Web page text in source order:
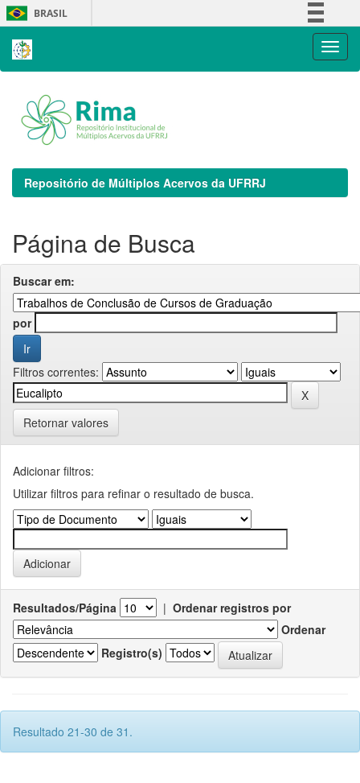
Skip
navigation
BRASIL
Repositório de Múltiplos Acervos da UFRRJ
Página de Busca
Buscar em:
por
Filtros correntes:
Retornar valores
Adicionar filtros:
Utilizar filtros para refinar o resultado de busca.
Resultados/Página | Ordenar registros por
Ordenar
Registro(s)
Resultado 21-30 de 31.